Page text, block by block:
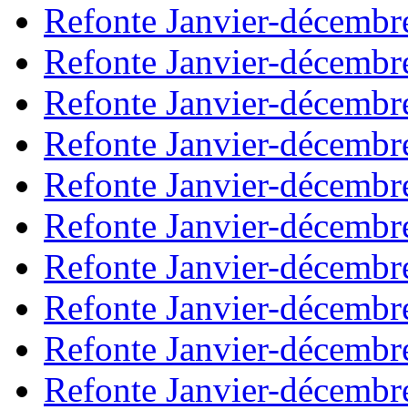
Refonte Janvier-
Refonte Janvier-
Refonte Janvier-
Refonte Janvier-
Refonte Janvier-
Refonte Janvier-
Refonte Janvier-
Refonte Janvier-
Refonte Janvier-
Refonte Janvier-